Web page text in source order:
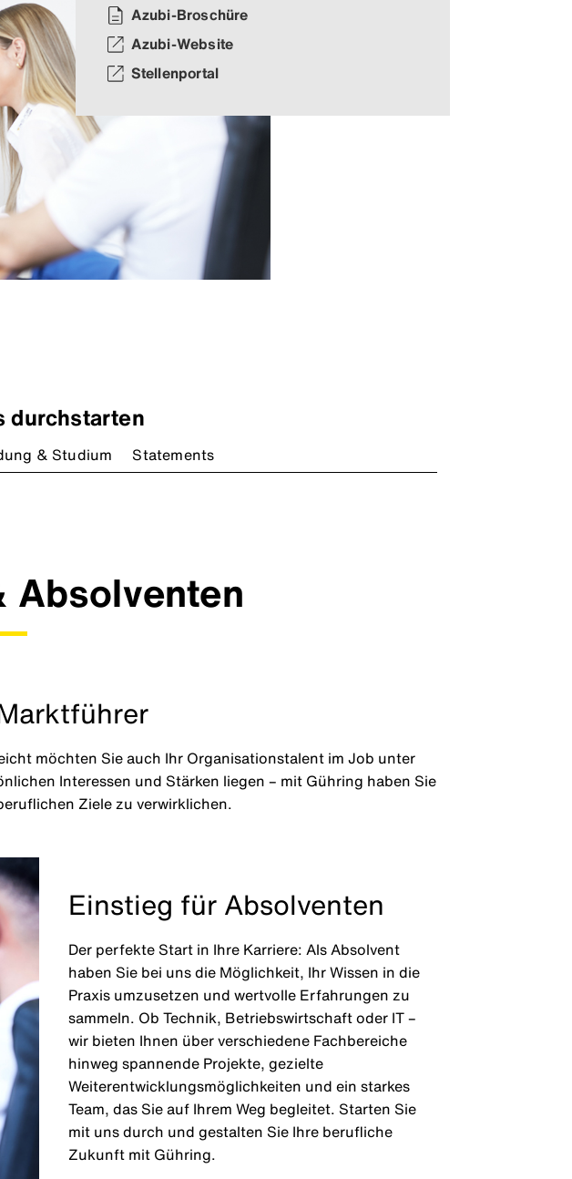
Azubi-Broschüre
Azubi-Website
Stellenportal
durchstarten
& Studium Statements
Absolventen
möchten Sie auch Ihr Organisationstalent im Job unter
Interessen und Stärken liegen – mit Gühring haben Sie
Ziele zu verwirklichen.
Einstieg für Absolventen
Der perfekte Start in Ihre Karriere: Als Absolvent
haben Sie bei uns die Möglichkeit, Ihr Wissen in die
Praxis umzusetzen und wertvolle Erfahrungen zu
sammeln. Ob Technik, Betriebswirtschaft oder IT –
wir bieten Ihnen über verschiedene Fachbereiche
hinweg spannende Projekte, gezielte
Weiterentwicklungsmöglichkeiten und ein starkes
Team, das Sie auf Ihrem Weg begleitet. Starten Sie
mit uns durch und gestalten Sie Ihre berufliche
Zukunft mit Gühring.